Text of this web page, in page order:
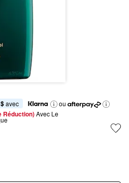
avec
ou
Réduction) Avec Le